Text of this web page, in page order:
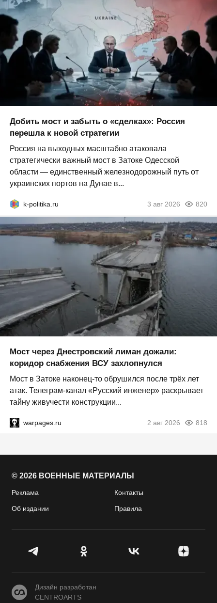
Добить мост и забыть о «сделках»: Россия
перешла к новой стратегии
Россия на выходных масштабно атаковала
стратегически важный мост в Затоке Одесской
области — единственный железнодорожный путь от
украинских портов на Дунае в...
k-politika.ru 3 авг 2026 820
Мост через Днестровский лиман дожали:
коридор снабжения ВСУ захлопнулся
Мост в Затоке наконец-то обрушился после трёх лет
атак. Телеграм-канал «Русский инженер» раскрывает
тайну живучести конструкции...
warpages.ru 2 авг 2026 818
© 2026 ВОЕННЫЕ МАТЕРИАЛЫ
Реклама Контакты
Об издании Правила
CENTROARTS